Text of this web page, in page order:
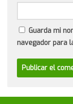
Guarda mi
navegador para